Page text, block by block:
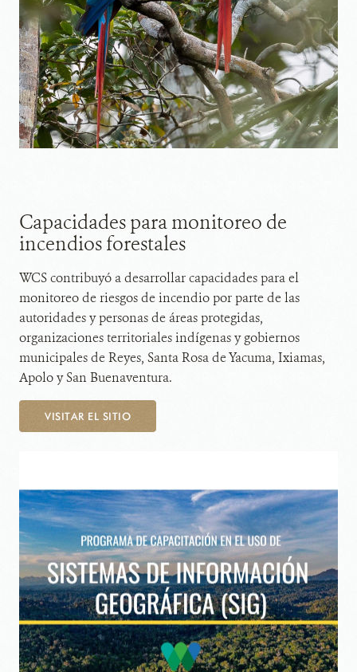
Capacidades para monitoreo de
incendios forestales
WCS contribuyó a desarrollar capacidades para el
monitoreo de riesgos de incendio por parte de las
autoridades y personas de áreas protegidas,
organizaciones territoriales indígenas y gobiernos
municipales de Reyes, Santa Rosa de Yacuma, Ixiamas,
Apolo y San Buenaventura.
VISITAR EL SITIO